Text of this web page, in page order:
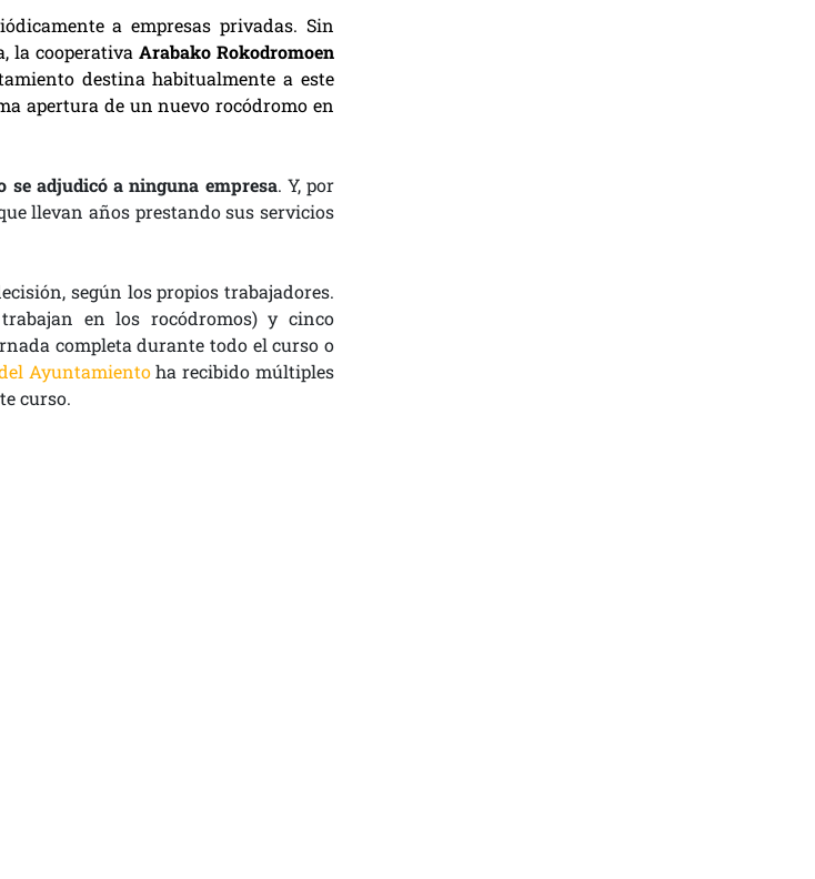
a empresas privadas. Sin
la cooperativa Arabako Rokodromoen
destina habitualmente a este
apertura de un nuevo rocódromo en
se adjudicó a ninguna empresa. Y, por
llevan años prestando sus servicios
según los propios trabajadores.
en los rocódromos) y cinco
completa durante todo el curso o
Ayuntamientoha recibido múltiples
curso.